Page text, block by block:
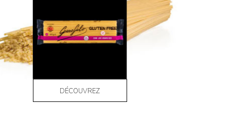
DÉCOUVREZ